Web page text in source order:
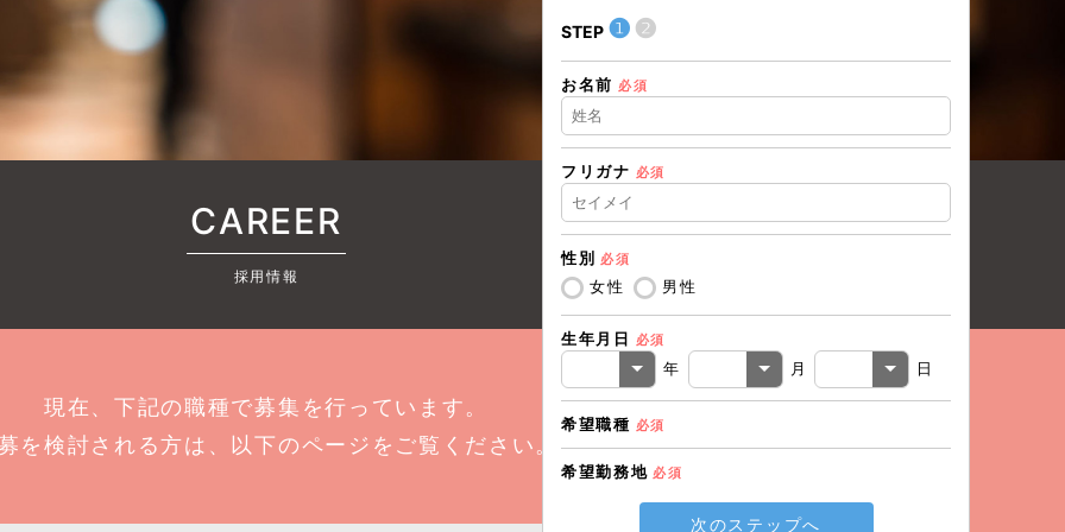
STEP ❶❷
お名前 必須
フリガナ 必須
性別 必須
女性 男性
生年月日 必須
年 月 日
希望職種 必須
希望勤務地 必須
次のステップへ
STEP
CAREER
採用情報
現在、下記の職種で募集を行っています。
を検討される方は、以下のページをご覧ください。